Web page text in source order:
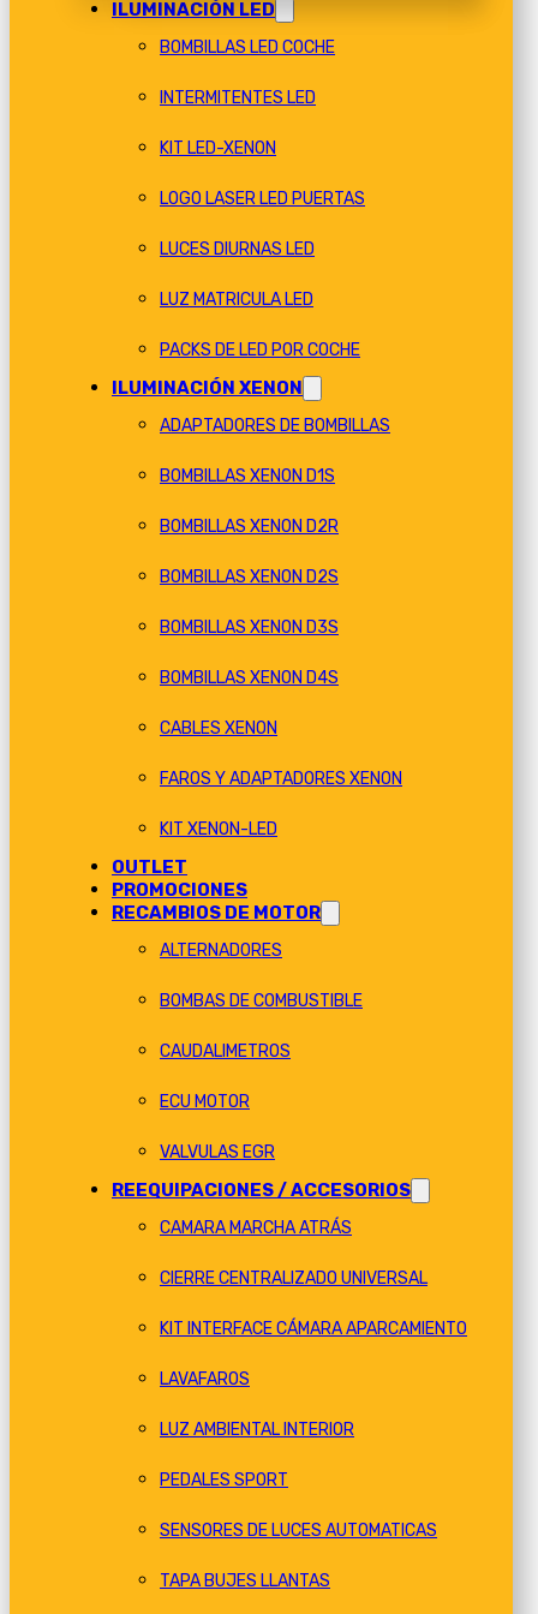
ILUMINACIÓN LED
BOMBILLAS LED COCHE
INTERMITENTES LED
KIT LED-XENON
LOGO LASER LED PUERTAS
LUCES DIURNAS LED
LUZ MATRICULA LED
PACKS DE LED POR COCHE
ILUMINACIÓN XENON
ADAPTADORES DE BOMBILLAS
BOMBILLAS XENON D1S
BOMBILLAS XENON D2R
BOMBILLAS XENON D2S
BOMBILLAS XENON D3S
BOMBILLAS XENON D4S
CABLES XENON
FAROS Y ADAPTADORES XENON
KIT XENON-LED
OUTLET
PROMOCIONES
RECAMBIOS DE MOTOR
ALTERNADORES
BOMBAS DE COMBUSTIBLE
CAUDALIMETROS
ECU MOTOR
VALVULAS EGR
REEQUIPACIONES / ACCESORIOS
CAMARA MARCHA ATRÁS
CIERRE CENTRALIZADO UNIVERSAL
KIT INTERFACE CÁMARA APARCAMIENTO
LAVAFAROS
LUZ AMBIENTAL INTERIOR
PEDALES SPORT
SENSORES DE LUCES AUTOMATICAS
TAPA BUJES LLANTAS